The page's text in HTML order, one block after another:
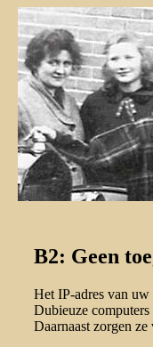
B2: Geen
Het IP-adres van
Dubieuze
Daarnaast zorgen